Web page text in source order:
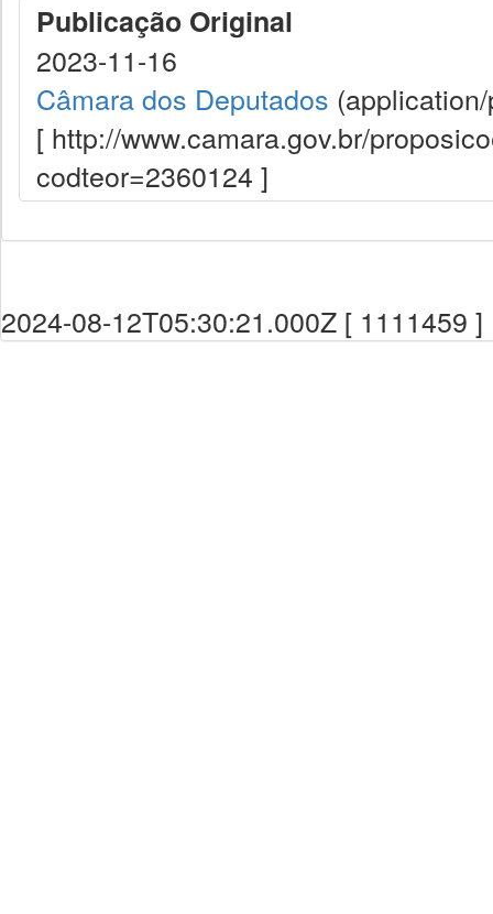
Publicação Original
2023-11-16
Câmara dos Deputados
[ http://www.camara.gov.br/
codteor=2360124 ]
2024-08-12T05:30:21.000Z [ 1111459 ]